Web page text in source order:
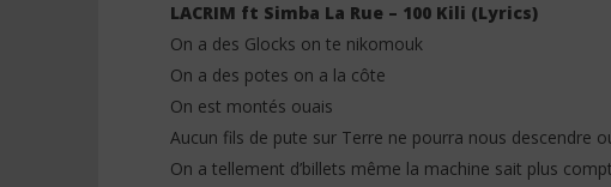
NOW VIEWING
LACRIM ft Simba La Rue – 100 Kili
(Lyrics)
Jeady Jay –
Paroles)
LACRIM ft Simba La Rue – 100 Kili (Lyrics)
On a des Glocks on te nikomouk
On a des potes on a la côte
On est montés ouais
Aucun fils de pute sur Terre ne pourra nous descendre
On a tellement d’billets même la machine sait plus